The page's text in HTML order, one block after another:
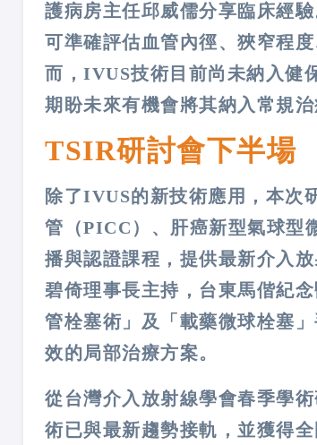
護病房主任邱威儒分享臨床經
可準確評估血管內徑、狹窄程
而，IVUS技術目前尚未納入健
期盼未來有機會將其納入常規
TSIR研討會下半場
除了IVUS的新技術應用，本次
管（PICC）、肝癌新型氣球型
播與認證課程，提供最新介入
碧倚理事長主持，台東馬偕紀
管栓塞術」及「載藥微球栓塞
效的局部治療方案。
從台灣介入放射線學會春季學
術已與最新趨勢接軌，並獲得